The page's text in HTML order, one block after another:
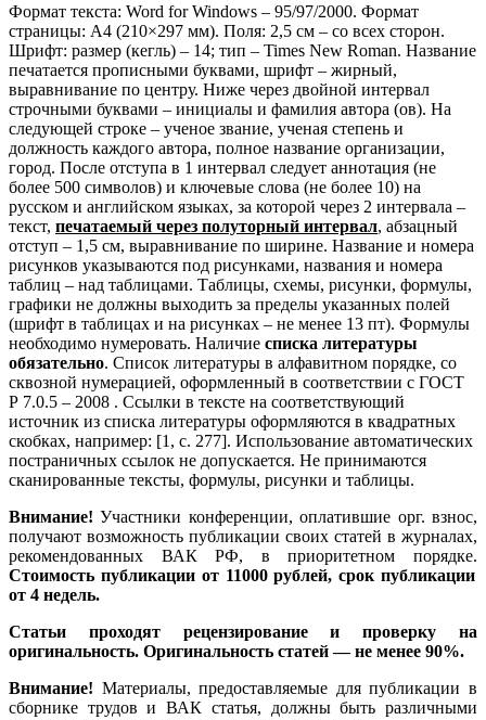
Формат текста: Word for Windows – 95/97/2000. Формат
страницы: А4 (210×297 мм). Поля: 2,5 см – со всех сторон.
Шрифт: размер (кегль) – 14; тип – Times New Roman. Название
печатается прописными буквами, шрифт – жирный,
выравнивание по центру. Ниже через двойной интервал
строчными буквами – инициалы и фамилия автора (ов). На
следующей строке – ученое звание, ученая степень и
должность каждого автора, полное название организации,
город. После отступа в 1 интервал следует аннотация (не
более 500 символов) и ключевые слова (не более 10) на
русском и английском языках, за которой через 2 интервала –
текст, печатаемый через полуторный интервал, абзацный
отступ – 1,5 см, выравнивание по ширине. Название и номера
рисунков указываются под рисунками, названия и номера
таблиц – над таблицами. Таблицы, схемы, рисунки, формулы,
графики не должны выходить за пределы указанных полей
(шрифт в таблицах и на рисунках – не менее 13 пт). Формулы
необходимо нумеровать. Наличие списка литературы
обязательно. Список литературы в алфавитном порядке, со
сквозной нумерацией, оформленный в соответствии с ГОСТ
Р 7.0.5 – 2008 . Ссылки в тексте на соответствующий
источник из списка литературы оформляются в квадратных
скобках, например: [1, с. 277]. Использование автоматических
постраничных ссылок не допускается. Не принимаются
сканированные тексты, формулы, рисунки и таблицы.
Внимание!Участники конференции, оплатившие орг. взнос,
получают возможность публикации своих статей в журналах,
рекомендованных ВАК РФ, в приоритетном порядке.
Стоимость публикации от 11000 рублей, срок публикации
от 4 недель.
Статьи проходят рецензирование и проверку на
оригинальность. Оригинальность статей — не менее 90%.
Внимание! Материалы, предоставляемые для публикации в
сборнике трудов и ВАК статья, должны быть различными